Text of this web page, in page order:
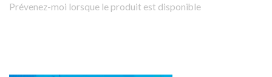
Prévenez-moi lorsque le produit est disponible